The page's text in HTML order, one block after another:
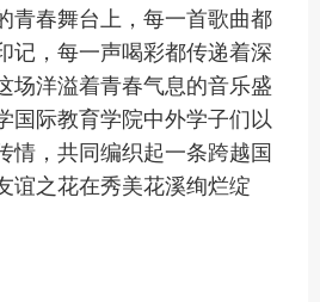
青春舞台上，每一首歌曲都
记，每一声喝彩都传递着深
场洋溢着青春气息的音乐盛
国际教育学院中外学子们以
情，共同编织起一条跨越国
谊之花在秀美花溪绚烂绽